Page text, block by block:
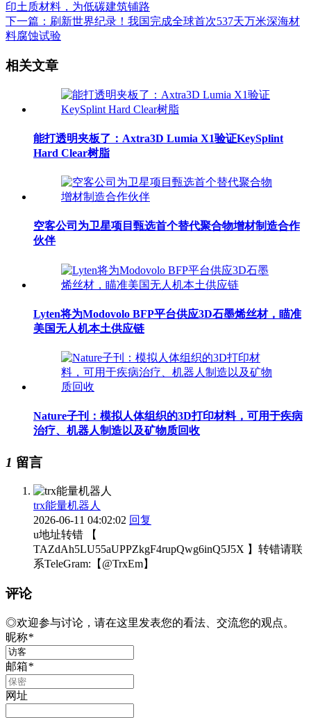
印土质材料，为低碳建筑铺路
下一篇：刷新世界纪录！我国完成全球首次537天万米深海材
料腐蚀试验
相关文章
能打透明夹板了：Axtra3D Lumia X1验证KeySplint
Hard Clear树脂
空客公司为卫星项目甄选首个替代聚合物增材制造合作
伙伴
Lyten将为Modovolo BFP平台供应3D石墨烯丝材，瞄准
美国无人机本土供应链
Nature子刊：模拟人体组织的3D打印材料，可用于疾病
治疗、机器人制造以及矿物质回收
1 留言
trx能量机器人
2026-06-11 04:02:02 回复
u地址转错 【
TAZdAh5LU55aUPPZkgF4rupQwg6inQ5J5X 】转错请联
系TeleGram:【@TrxEm】
评论
◎欢迎参与讨论，请在这里发表您的看法、交流您的观点。
昵称*
邮箱*
网址